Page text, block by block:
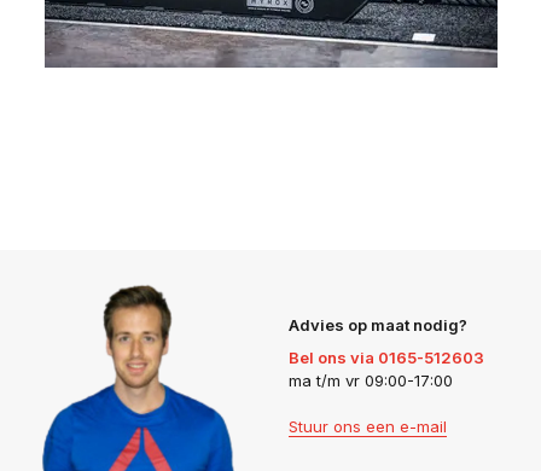
Advies op maat nodig?
Bel ons via 0165-512603
ma t/m vr 09:00-17:00
Stuur ons een e-mail